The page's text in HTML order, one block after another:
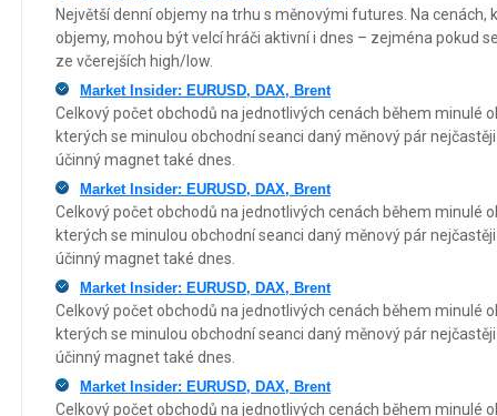
Největší denní objemy na trhu s měnovými futures. Na cenách,
objemy, mohou být velcí hráči aktivní i dnes – zejména pokud
ze včerejších high/low.
Market Insider: EURUSD, DAX, Brent
Celkový počet obchodů na jednotlivých cenách během minulé
kterých se minulou obchodní seanci daný měnový pár
účinný magnet také dnes.
Market Insider: EURUSD, DAX, Brent
Celkový počet obchodů na jednotlivých cenách během minulé
kterých se minulou obchodní seanci daný měnový pár
účinný magnet také dnes.
Market Insider: EURUSD, DAX, Brent
Celkový počet obchodů na jednotlivých cenách během minulé
kterých se minulou obchodní seanci daný měnový pár
účinný magnet také dnes.
Market Insider: EURUSD, DAX, Brent
Celkový počet obchodů na jednotlivých cenách během minulé